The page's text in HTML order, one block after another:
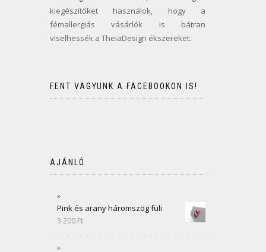
kiegészítőket használok, hogy a
fémallergiás vásárlók is bátran
viselhessék a TheiaDesign ékszereket.
FENT VAGYUNK A FACEBOOKON IS!
AJÁNLÓ
Pink és arany háromszög füli
3 200 Ft